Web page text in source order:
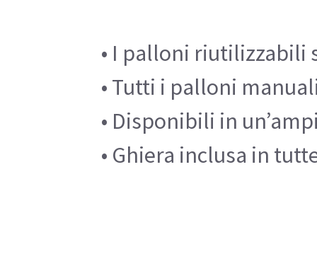
• I palloni riutilizzabili
• Tutti i palloni
• Disponibili in
• Ghiera inclusa in